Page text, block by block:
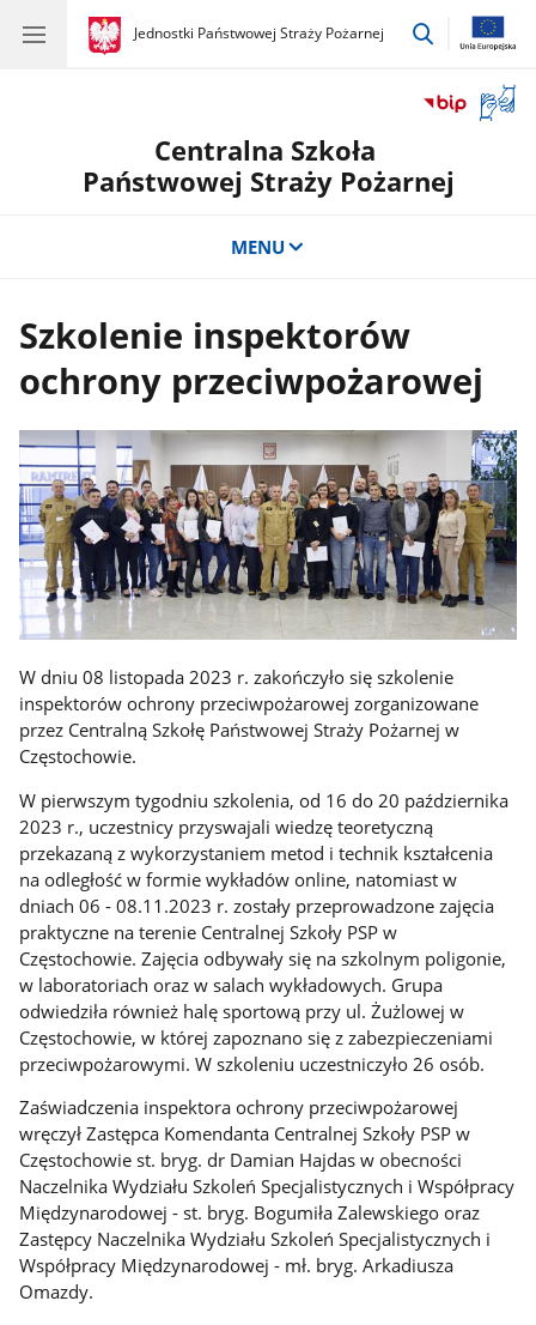
gov.pl
Jednostki Państwowej Straży Pożarnej
gov.pl
Jednostki
przejdź
okno
Centralna Szkoła
Państwowej Straży Pożarnej
MENU
Szkolenie inspektorów
ochrony przeciwpożarowej
W dniu 08 listopada 2023 r. zakończyło się szkolenie
inspektorów ochrony przeciwpożarowej zorganizowane
przez Centralną Szkołę Państwowej Straży Pożarnej w
Częstochowie.
W pierwszym tygodniu szkolenia, od 16 do 20 października
2023 r., uczestnicy przyswajali wiedzę teoretyczną
przekazaną z wykorzystaniem metod i technik kształcenia
na odległość w formie wykładów online, natomiast w
dniach 06 - 08.11.2023 r. zostały przeprowadzone zajęcia
praktyczne na terenie Centralnej Szkoły PSP w
Częstochowie. Zajęcia odbywały się na szkolnym poligonie,
w laboratoriach oraz w salach wykładowych. Grupa
odwiedziła również halę sportową przy ul. Żużlowej w
Częstochowie, w której zapoznano się z zabezpieczeniami
przeciwpożarowymi. W szkoleniu uczestniczyło 26 osób.
Zaświadczenia inspektora ochrony przeciwpożarowej
wręczył Zastępca Komendanta Centralnej Szkoły PSP w
Częstochowie st. bryg. dr Damian Hajdas w obecności
Naczelnika Wydziału Szkoleń Specjalistycznych i Współpracy
Międzynarodowej - st. bryg. Bogumiła Zalewskiego oraz
Zastępcy Naczelnika Wydziału Szkoleń Specjalistycznych i
Współpracy Międzynarodowej - mł. bryg. Arkadiusza
Omazdy.